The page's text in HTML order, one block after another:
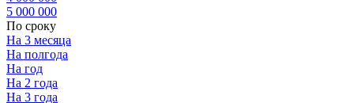
5 000 000
По сроку
На 3 месяца
На полгода
На год
На 2 года
На 3 года